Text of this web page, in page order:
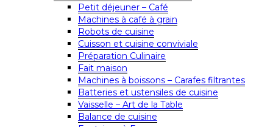
Petit déjeuner – Café
Machines à café à grain
Robots de cuisine
Cuisson et cuisine conviviale
Préparation Culinaire
Fait maison
Machines à boissons – Carafes filtrantes
Batteries et ustensiles de cuisine
Vaisselle – Art de la Table
Balance de cuisine